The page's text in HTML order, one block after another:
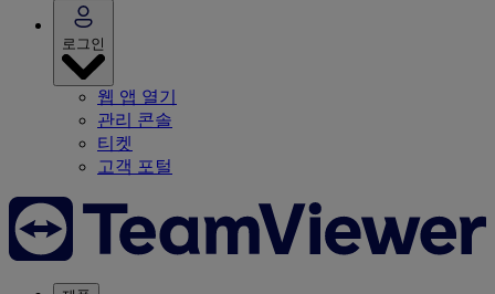
로그인
웹 앱 열기
관리 콘솔
티켓
고객 포털